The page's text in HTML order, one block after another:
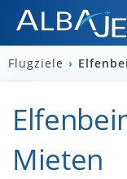
Flugziele ›
Mieten